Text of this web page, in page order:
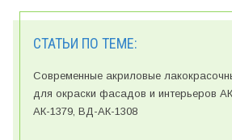
СТАТЬИ ПО ТЕМЕ:
Современные акриловые
для окраски фасадов и интерьеров
АК-1379, ВД-АК-1308